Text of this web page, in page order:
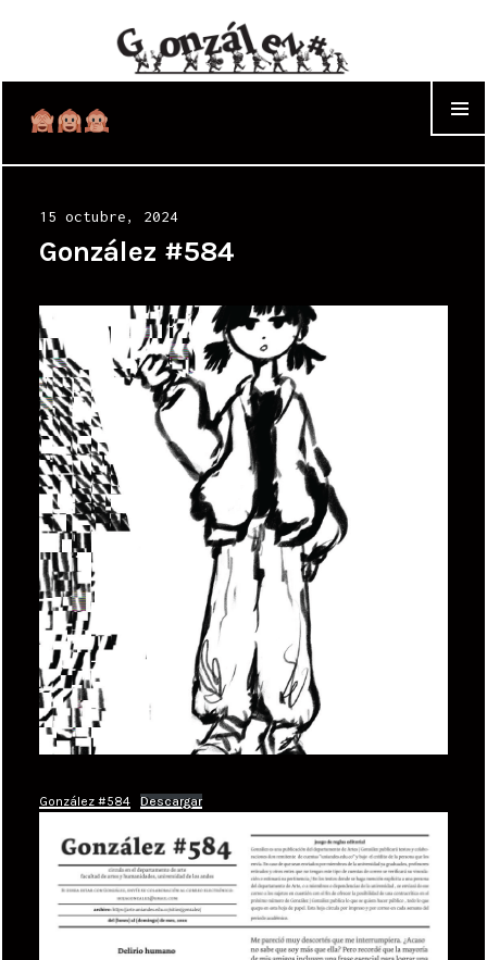
Posted
on
15 octubre, 2024
González #584
González #584 Descargar